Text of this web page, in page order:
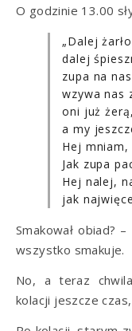
O godzinie 13.00
„Dalej
dalej
zupa na
wzywa nas
oni już żerą,
a my
Hej
Jak zupa
Hej nalej,
jak
Smakował obiad?
wszystko smakuje.
No, a teraz
kolacji jeszcze